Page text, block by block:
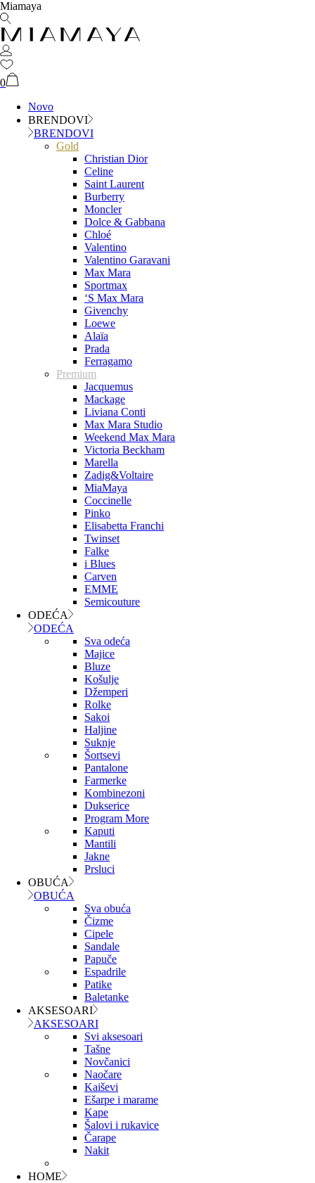
Miamaya
0
Novo
BRENDOVI
BRENDOVI
Gold
Christian Dior
Celine
Saint Laurent
Burberry
Moncler
Dolce & Gabbana
Chloé
Valentino
Valentino Garavani
Max Mara
Sportmax
‘S Max Mara
Givenchy
Loewe
Alaïa
Prada
Ferragamo
Premium
Jacquemus
Mackage
Liviana Conti
Max Mara Studio
Weekend Max Mara
Victoria Beckham
Marella
Zadig&Voltaire
MiaMaya
Coccinelle
Pinko
Elisabetta Franchi
Twinset
Falke
i Blues
Carven
EMME
Semicouture
ODEĆA
ODEĆA
Sva odeća
Majice
Bluze
Košulje
Džemperi
Rolke
Sakoi
Haljine
Suknje
Šortsevi
Pantalone
Farmerke
Kombinezoni
Dukserice
Program More
Kaputi
Mantili
Jakne
Prsluci
OBUĆA
OBUĆA
Sva obuća
Čizme
Cipele
Sandale
Papuče
Espadrile
Patike
Baletanke
AKSESOARI
AKSESOARI
Svi aksesoari
Tašne
Novčanici
Naočare
Kaiševi
Ešarpe i marame
Kape
Šalovi i rukavice
Čarape
Nakit
HOME